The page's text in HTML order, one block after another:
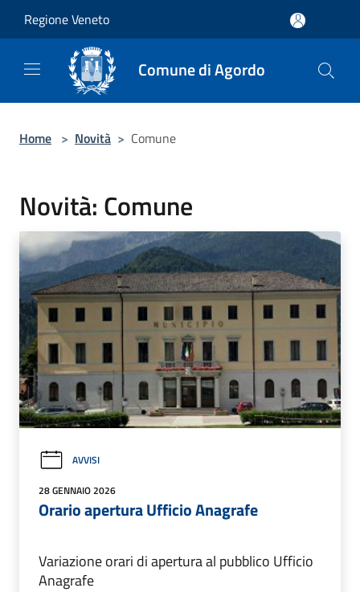
Regione Veneto
Comune di Agordo
Home > Novità > Comune
Novità: Comune
AVVISI
28 GENNAIO 2026
Orario apertura Ufficio Anagrafe
Variazione orari di apertura al pubblico Ufficio
Anagrafe